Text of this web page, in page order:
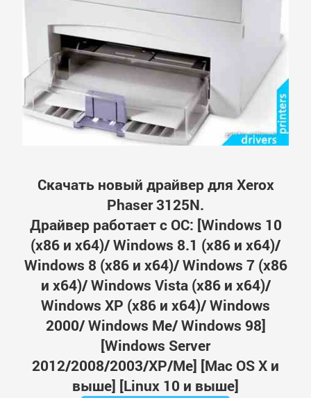
Скачать новый драйвер для Xerox
Phaser 3125N.
Драйвер работает с ОС: [Windows 10
(x86 и x64)/ Windows 8.1 (x86 и x64)/
Windows 8 (x86 и x64)/ Windows 7 (x86
и x64)/ Windows Vista (x86 и x64)/
Windows XP (x86 и x64)/ Windows
2000/ Windows Me/ Windows 98]
[Windows Server
2012/2008/2003/XP/Me] [Mac OS X и
выше] [Linux 10 и выше]